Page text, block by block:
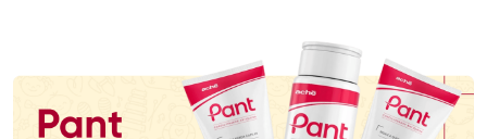
Promoção em Destaque